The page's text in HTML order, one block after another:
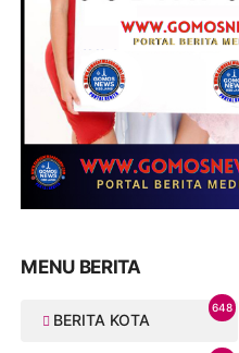
MENU BERITA
BERITA KOTA
648